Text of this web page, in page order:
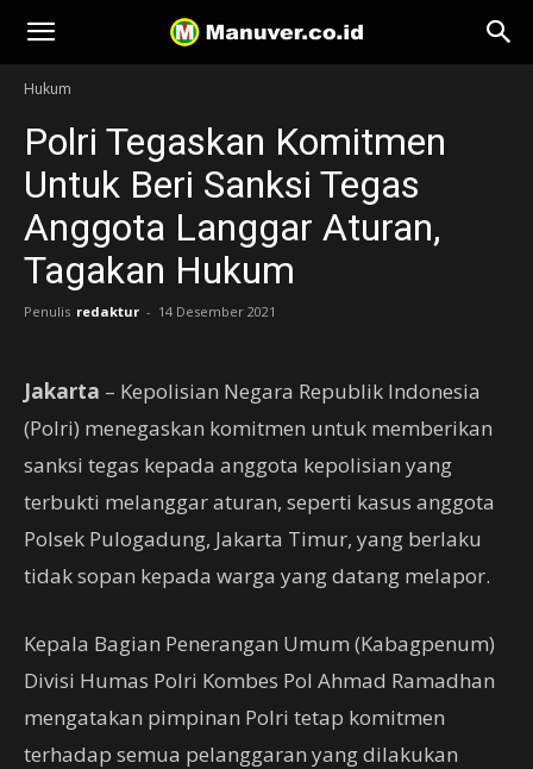
Manuver
Hukum
Polri Tegaskan Komitmen
Untuk Beri Sanksi Tegas
Anggota Langgar Aturan,
Tagakan Hukum
Penulis redaktur - 14 Desember 2021
Jakarta – Kepolisian Negara Republik Indonesia
(Polri) menegaskan komitmen untuk memberikan
sanksi tegas kepada anggota kepolisian yang
terbukti melanggar aturan, seperti kasus anggota
Polsek Pulogadung, Jakarta Timur, yang berlaku
tidak sopan kepada warga yang datang melapor.
Kepala Bagian Penerangan Umum (Kabagpenum)
Divisi Humas Polri Kombes Pol Ahmad Ramadhan
mengatakan pimpinan Polri tetap komitmen
terhadap semua pelanggaran yang dilakukan